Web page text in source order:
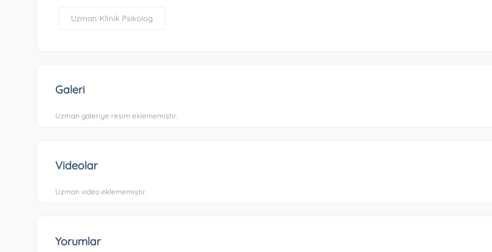
Uzman Klinik Psikolog
Galeri
Uzman galeriye resim eklememiştir.
Videolar
Uzman video eklememiştir.
Yorumlar